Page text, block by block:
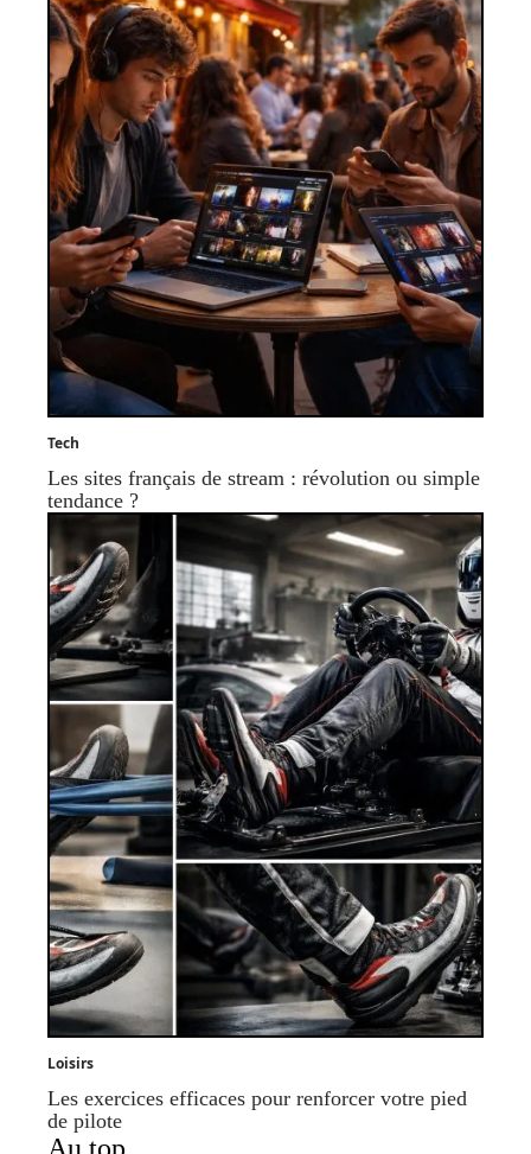
Tech
Les sites français de stream : révolution ou simple
tendance ?
Loisirs
Les exercices efficaces pour renforcer votre pied
de pilote